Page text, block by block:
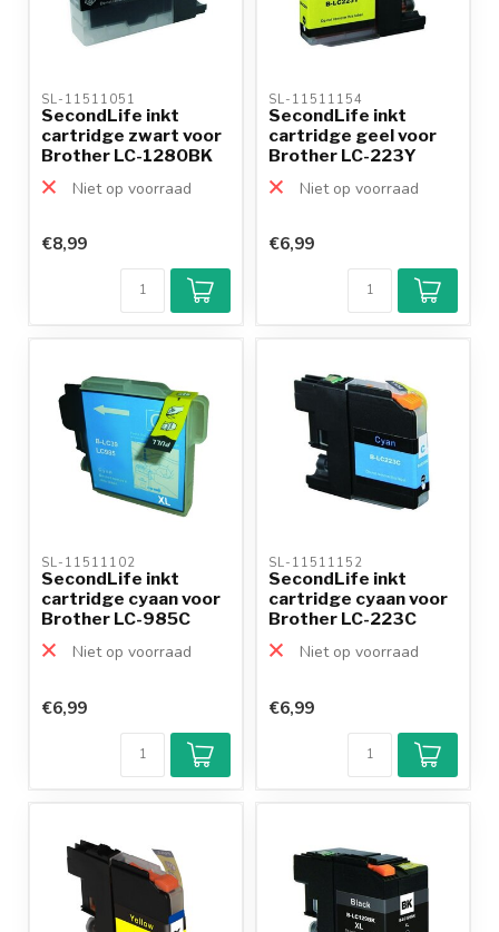
SL-11511051
SecondLife inkt
cartridge zwart voor
Brother LC-1280BK
XL
Niet op voorraad
€8,99
SL-11511154
SecondLife inkt
cartridge geel voor
Brother LC-223Y
Niet op voorraad
€6,99
SL-11511102
SecondLife inkt
cartridge cyaan voor
Brother LC-985C
Niet op voorraad
€6,99
SL-11511152
SecondLife inkt
cartridge cyaan voor
Brother LC-223C
Niet op voorraad
9,2/10
Achteraf
betalen mogelijk
€6,99